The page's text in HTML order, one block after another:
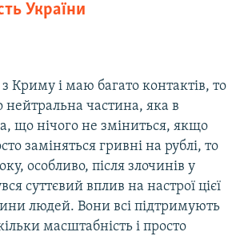
України
Криму і маю багато контактів, то
частина, яка в
що нічого не зміниться, якщо
заміняться гривні на рублі, то
особливо, після злочинів у
суттєвий вплив на настрої цієї
людей. Вони всі підтримують
масштабність і просто